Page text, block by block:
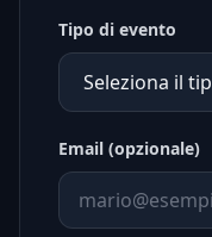
Tipo di evento
Email (opzionale)